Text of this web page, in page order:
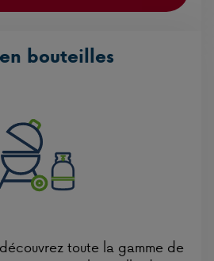
bouteilles
toute la gamme de